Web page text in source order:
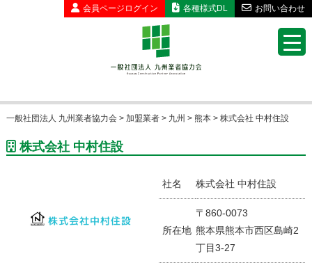
会員ページ ログイン 各種様式DL お問い合わせ
一般社団法人 九州業者協力会> 加盟業者> 九州 > 熊本> 株式会社 中村住設
株式会社 中村住設
社名 株式会社 中村住設
所在地
〒860-0073
熊本県熊本市西区島崎2
丁目3-27